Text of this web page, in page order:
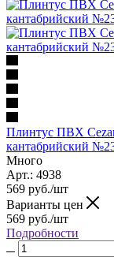
Плинтус ПВХ
кантабрийский
Много
Арт.: 4938
569 руб./шт
Варианты цен
569 руб./шт
Подробности